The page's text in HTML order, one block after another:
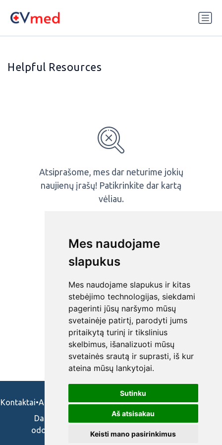
Mes naudojame
slapukus
Mes naudojame slapukus ir kitas
stebėjimo technologijas, siekdami
pagerinti jūsų naršymo mūsų
svetainėje patirtį, parodyti jums
pritaikytą turinį ir tikslinius
skelbimus, išanalizuoti mūsų
svetainės srautą ir suprasti, iš kur
ateina mūsų lankytojai.
Sutinku
Aš atsisakau
Keisti mano pasirinkimus
Helpful Resources
Atsiprašome, mes dar neturime jokių
naujienų įrašų! Patikrinkite dar kartą
vėliau.
Kontaktai•Apie mus•Naudojimosi taisykės•Privatumo politika
Darbo skelbimai ir pasiūlymai: gydytojams,
odontologams, slaugytojams, veterinarams,